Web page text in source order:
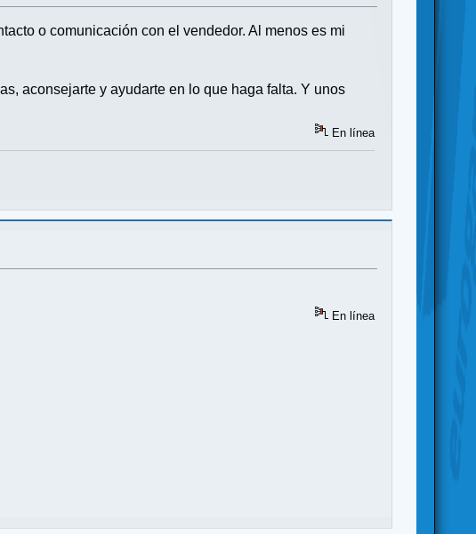
o comunicación con el vendedor. Al menos es mi
aconsejarte y ayudarte en lo que haga falta. Y unos
En línea
En línea